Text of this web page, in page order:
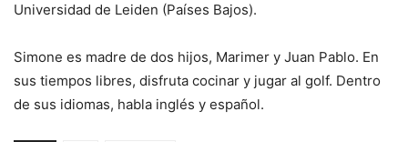
Universidad de Leiden (Países Bajos).
Simone es madre de dos hijos, Marimer y Juan Pablo. En
sus tiempos libres, disfruta cocinar y jugar al golf. Dentro
de sus idiomas, habla inglés y español.